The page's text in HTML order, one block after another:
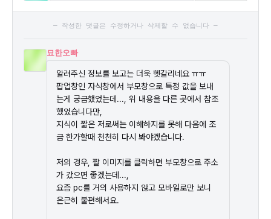
— 작성한 댓글은 수정하거나 삭제할 수 없습니다 —
묘한오빠
알려주신 정보를 보고는 더욱 헷갈리네요 ㅠㅠ
팝업창인 자식창에서 부모창으로 특정 값을 보내
는게 궁금했었는데..., 위 내용을 다른 곳에서 참조
했었습니다만,
지식이 짧은 저로써는 이해하지를 못해 다음에 조
금 한가할때 천천히 다시 봐야겠습니다.
저의 경우, 짤 이미지를 클릭하면 부모창으로 주소
가 갔으면 좋겠는데...,
요즘 pc를 거의 사용하지 않고 모바일로만 보니
은근히 불편해서요.